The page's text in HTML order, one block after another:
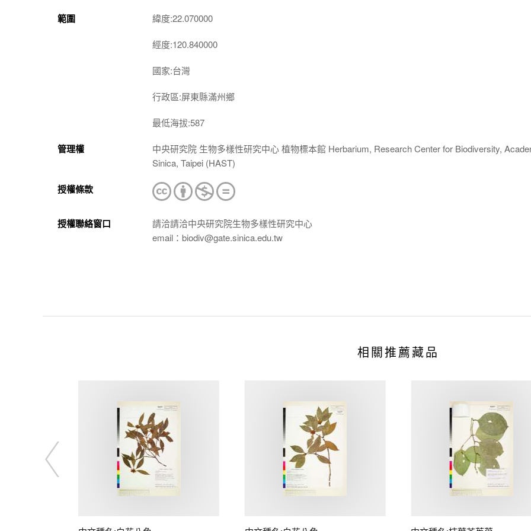
範圍 緯度:22.070000
經度:120.840000
國家:台灣
行政區:屏東縣滿州鄉
最低海拔:587
管理權
中央研究院 生物多樣性研究中心 植物標本館 Herbarium, Research Center for Biodiversity,
Sinica, Taipei (HAST)
授權條款
授權聯絡窗口
請洽請洽中央研究院生物多樣性研究中心
email：biodiv@gate.sinica.edu.tw
相關推薦藏品